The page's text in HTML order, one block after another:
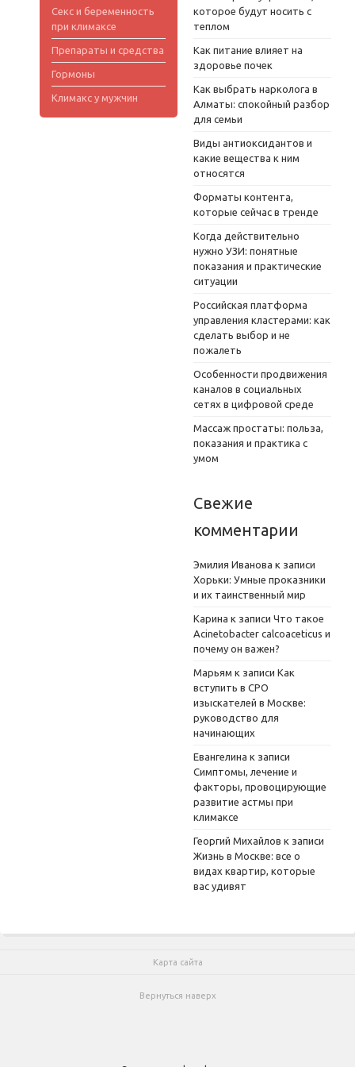
Секс и беременность
при климаксе
Препараты и средства
Гормоны
Климакс у мужчин
которое будут носить с
теплом
Как питание влияет на
здоровье почек
Как выбрать нарколога в
Алматы: спокойный разбор
для семьи
Виды антиоксидантов и
какие вещества к ним
относятся
Форматы контента,
которые сейчас в тренде
Когда действительно
нужно УЗИ: понятные
показания и практические
ситуации
Российская платформа
управления кластерами: как
сделать выбор и не
пожалеть
Особенности продвижения
каналов в социальных
сетях в цифровой среде
Массаж простаты: польза,
показания и практика с
умом
Свежие
комментарии
Эмилия Иванова к записи
Хорьки: Умные проказники
и их таинственный мир
Карина к записи Что такое
Acinetobacter calcoaceticus и
почему он важен?
Марьям к записи Как
вступить в СРО
изыскателей в Москве:
руководство для
начинающих
Евангелина к записи
Симптомы, лечение и
факторы, провоцирующие
развитие астмы при
климаксе
Георгий Михайлов к записи
Жизнь в Москве: все о
видах квартир, которые
вас удивят
Карта сайта
Вернуться наверх